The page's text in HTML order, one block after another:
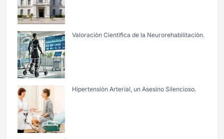
Valoraciòn Cientifica de la Neurorehabilitaciòn.
Hipertensiòn Arterial, un Asesino Silencioso.